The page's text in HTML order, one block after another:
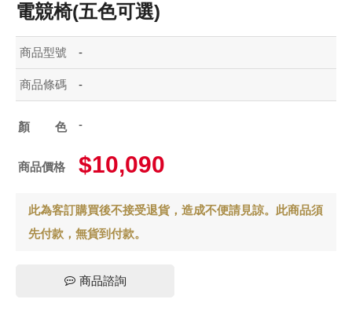
電競椅(五色可選)
商品型號 -
商品條碼 -
顏色
-
商品價格 $10,090
此為客訂購買後不接受退貨，造成不便請見諒。此商品須
先付款，無貨到付款。
商品諮詢